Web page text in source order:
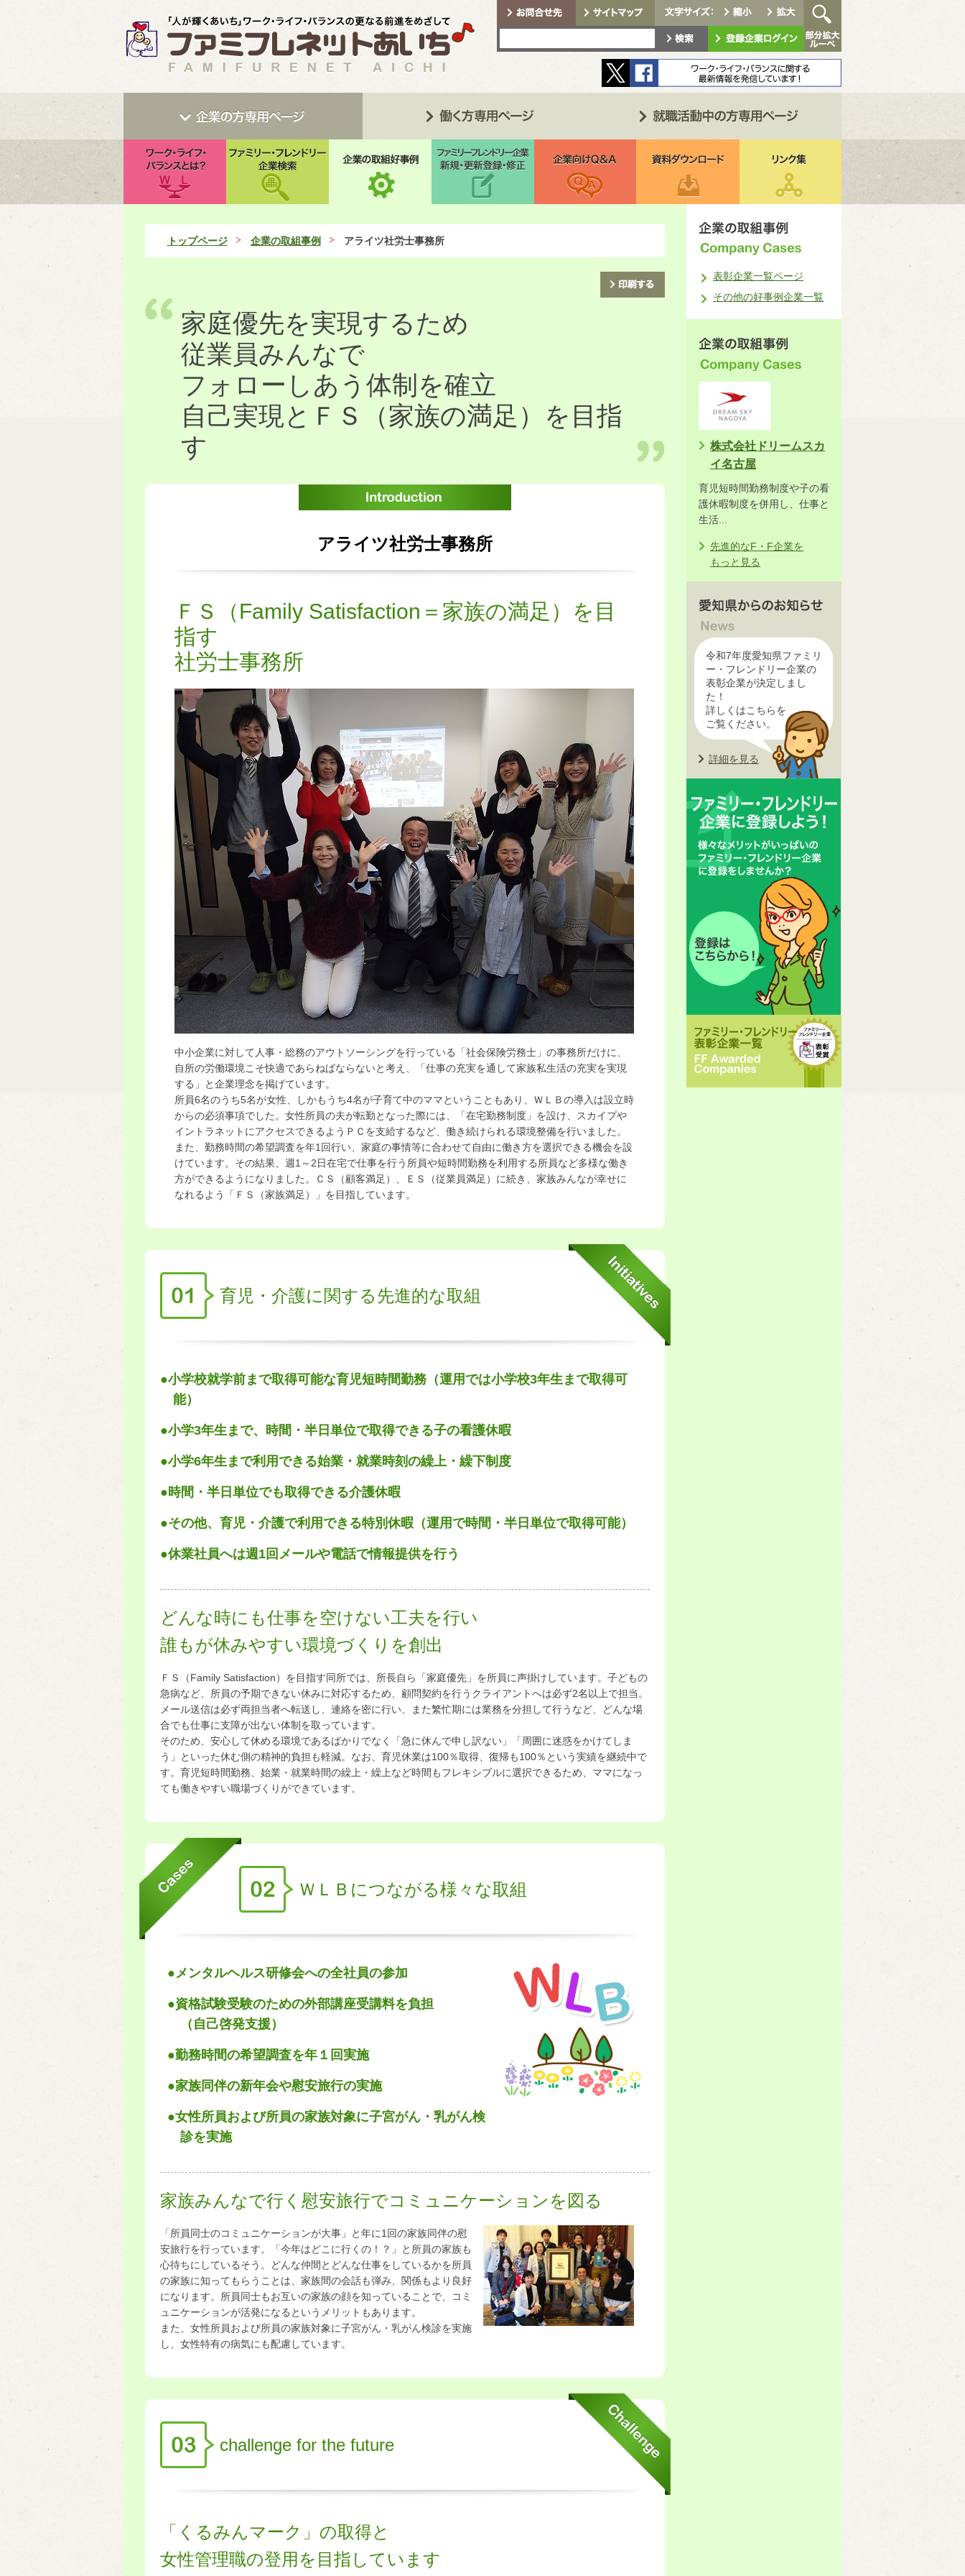
トップページ 企業の取組事例 アライツ社労士事務所
家庭優先を実現するため
従業員みんなで
フォローしあう体制を確立
自己実現とＦＳ（家族の満足）を目指
す
アライツ社労士事務所
ＦＳ（Family Satisfaction＝家族の満足）を目
指す
社労士事務所
中小企業に対して人事・総務のアウトソーシングを行っている「社会保険労務士」の事務所だけに、
自所の労働環境こそ快適であらねばならないと考え、「仕事の充実を通して家族私生活の充実を実現
する」と企業理念を掲げています。
所員6名のうち5名が女性、しかもうち4名が子育て中のママということもあり、ＷＬＢの導入は設立時
からの必須事項でした。女性所員の夫が転勤となった際には、「在宅勤務制度」を設け、スカイプや
イントラネットにアクセスできるようＰＣを支給するなど、働き続けられる環境整備を行いました。
また、勤務時間の希望調査を年1回行い、家庭の事情等に合わせて自由に働き方を選択できる機会を設
けています。その結果、週1～2日在宅で仕事を行う所員や短時間勤務を利用する所員など多様な働き
方ができるようになりました。ＣＳ（顧客満足）、ＥＳ（従業員満足）に続き、家族みんなが幸せに
なれるよう「ＦＳ（家族満足）」を目指しています。
育児・介護に関する先進的な取組
●小学校就学前まで取得可能な育児短時間勤務（運用では小学校3年生まで取得可
能）
●小学3年生まで、時間・半日単位で取得できる子の看護休暇
●小学6年生まで利用できる始業・就業時刻の繰上・繰下制度
●時間・半日単位でも取得できる介護休暇
●その他、育児・介護で利用できる特別休暇（運用で時間・半日単位で取得可能）
●休業社員へは週1回メールや電話で情報提供を行う
どんな時にも仕事を空けない工夫を行い
誰もが休みやすい環境づくりを創出
ＦＳ（Family Satisfaction）を目指す同所では、所長自ら「家庭優先」を所員に声掛けしています。子どもの
急病など、所員の予期できない休みに対応するため、顧問契約を行うクライアントへは必ず2名以上で担当。
メール送信は必ず両担当者へ転送し、連絡を密に行い、また繁忙期には業務を分担して行うなど、どんな場
合でも仕事に支障が出ない体制を取っています。
そのため、安心して休める環境であるばかりでなく「急に休んで申し訳ない」「周囲に迷惑をかけてしま
う」といった休む側の精神的負担も軽減。なお、育児休業は100％取得、復帰も100％という実績を継続中で
す。育児短時間勤務、始業・就業時間の繰上・繰上など時間もフレキシブルに選択できるため、ママになっ
ても働きやすい職場づくりができています。
ＷＬＢにつながる様々な取組
●メンタルヘルス研修会への全社員の参加
●資格試験受験のための外部講座受講料を負担
（自己啓発支援）
●勤務時間の希望調査を年１回実施
●家族同伴の新年会や慰安旅行の実施
●女性所員および所員の家族対象に子宮がん・乳がん検
診を実施
家族みんなで行く慰安旅行でコミュニケーションを図る
「所員同士のコミュニケーションが大事」と年に1回の家族同伴の慰
安旅行を行っています。「今年はどこに行くの！？」と所員の家族も
心待ちにしているそう。どんな仲間とどんな仕事をしているかを所員
の家族に知ってもらうことは、家族間の会話も弾み、関係もより良好
になります。所員同士もお互いの家族の顔を知っていることで、コミ
ュニケーションが活発になるというメリットもあります。
また、女性所員および所員の家族対象に子宮がん・乳がん検診を実施
し、女性特有の病気にも配慮しています。
challenge for the future
「くるみんマーク」の取得と
女性管理職の登用を目指しています
表彰企業一覧ページ
その他の好事例企業一覧
株式会社ドリームスカ
イ名古屋
育児短時間勤務制度や子の看
護休暇制度を併用し、仕事と
生活...
先進的なF・F企業を
もっと見る
令和7年度愛知県ファミリ
ー・フレンドリー企業の
表彰企業が決定しまし
た！
詳しくはこちらを
ご覧ください。
詳細を見る